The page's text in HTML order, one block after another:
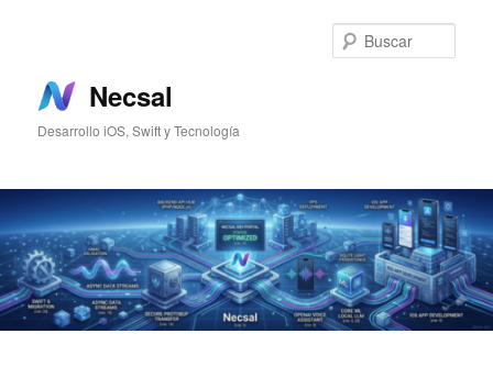
principal
secundario
Necsal
Desarrollo iOS, Swift y Tecnología